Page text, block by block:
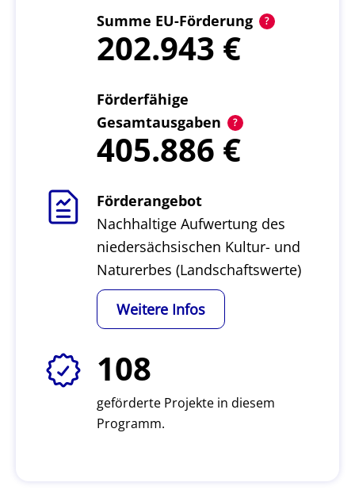
Summe EU-Förderung
202.943
Förderfähige
Gesamtausgaben
405.886
Förderangebot
Nachhaltige Aufwertung des
niedersächsischen Kultur- und
Naturerbes (Landschaftswerte)
Weitere Infos
108
geförderte Projekte in diesem
Programm.